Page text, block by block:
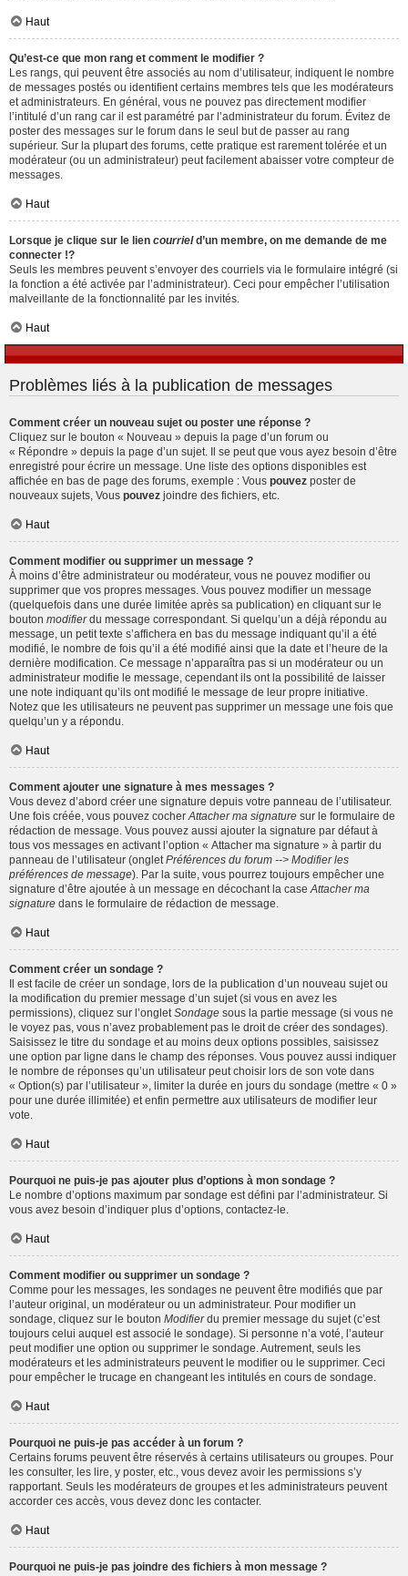
Haut
Qu’est-ce que mon rang et comment le modifier ?
Les rangs, qui peuvent être associés au nom d’utilisateur, indiquent le nombre
de messages postés ou identifient certains membres tels que les modérateurs
et administrateurs. En général, vous ne pouvez pas directement modifier
l’intitulé d’un rang car il est paramétré par l’administrateur du forum. Évitez de
poster des messages sur le forum dans le seul but de passer au rang
supérieur. Sur la plupart des forums, cette pratique est rarement tolérée et un
modérateur (ou un administrateur) peut facilement abaisser votre compteur de
messages.
Haut
Lorsque je clique sur le lien courrield’un membre, on me demande de me
connecter !?
Seuls les membres peuvent s’envoyer des courriels via le formulaire intégré (si
la fonction a été activée par l’administrateur). Ceci pour empêcher l’utilisation
malveillante de la fonctionnalité par les invités.
Haut
Problèmes liés à la publication de messages
Comment créer un nouveau sujet ou poster une réponse ?
Cliquez sur le bouton « Nouveau » depuis la page d’un forum ou
« Répondre » depuis la page d’un sujet. Il se peut que vous ayez besoin d’être
enregistré pour écrire un message. Une liste des options disponibles est
affichée en bas de page des forums, exemple : Vous pouvez poster de
nouveaux sujets, Vous pouvez joindre des fichiers, etc.
Haut
Comment modifier ou supprimer un message ?
À moins d’être administrateur ou modérateur, vous ne pouvez modifier ou
supprimer que vos propres messages. Vous pouvez modifier un message
(quelquefois dans une durée limitée après sa publication) en cliquant sur le
bouton modifierdu message correspondant. Si quelqu’un a déjà répondu au
message, un petit texte s’affichera en bas du message indiquant qu’il a été
modifié, le nombre de fois qu’il a été modifié ainsi que la date et l’heure de la
dernière modification. Ce message n’apparaîtra pas si un modérateur ou un
administrateur modifie le message, cependant ils ont la possibilité de laisser
une note indiquant qu’ils ont modifié le message de leur propre initiative.
Notez que les utilisateurs ne peuvent pas supprimer un message une fois que
quelqu’un y a répondu.
Haut
Comment ajouter une signature à mes messages ?
Vous devez d’abord créer une signature depuis votre panneau de l’utilisateur.
Une fois créée, vous pouvez cocher Attacher ma signature sur le formulaire de
rédaction de message. Vous pouvez aussi ajouter la signature par défaut à
tous vos messages en activant l’option « Attacher ma signature » à partir du
panneau de l’utilisateur (onglet Préférences du forum --> Modifier les
préférences de message). Par la suite, vous pourrez toujours empêcher une
signature d’être ajoutée à un message en décochant la case Attacher ma
signature dans le formulaire de rédaction de message.
Haut
Comment créer un sondage ?
Il est facile de créer un sondage, lors de la publication d’un nouveau sujet ou
la modification du premier message d’un sujet (si vous en avez les
permissions), cliquez sur l’onglet Sondage sous la partie message (si vous ne
le voyez pas, vous n’avez probablement pas le droit de créer des sondages).
Saisissez le titre du sondage et au moins deux options possibles, saisissez
une option par ligne dans le champ des réponses. Vous pouvez aussi indiquer
le nombre de réponses qu’un utilisateur peut choisir lors de son vote dans
« Option(s) par l’utilisateur », limiter la durée en jours du sondage (mettre « 0 »
pour une durée illimitée) et enfin permettre aux utilisateurs de modifier leur
vote.
Haut
Pourquoi ne puis-je pas ajouter plus d’options à mon sondage ?
Le nombre d’options maximum par sondage est défini par l’administrateur. Si
vous avez besoin d’indiquer plus d’options, contactez-le.
Haut
Comment modifier ou supprimer un sondage ?
Comme pour les messages, les sondages ne peuvent être modifiés que par
l’auteur original, un modérateur ou un administrateur. Pour modifier un
sondage, cliquez sur le bouton Modifierdu premier message du sujet (c’est
toujours celui auquel est associé le sondage). Si personne n’a voté, l’auteur
peut modifier une option ou supprimer le sondage. Autrement, seuls les
modérateurs et les administrateurs peuvent le modifier ou le supprimer. Ceci
pour empêcher le trucage en changeant les intitulés en cours de sondage.
Haut
Pourquoi ne puis-je pas accéder à un forum ?
Certains forums peuvent être réservés à certains utilisateurs ou groupes. Pour
les consulter, les lire, y poster, etc., vous devez avoir les permissions s’y
rapportant. Seuls les modérateurs de groupes et les administrateurs peuvent
accorder ces accès, vous devez donc les contacter.
Haut
Pourquoi ne puis-je pas joindre des fichiers à mon message ?